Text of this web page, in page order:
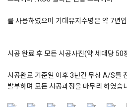
를 사용하였으며 기대유지수명은 약 7년입
시공 완료 후 모든 시공사진(약 세대당 50
시공완료 기준일 이후 3년간 무상 A/S를
발부하며 모든 시공과정을 마무리 하였습